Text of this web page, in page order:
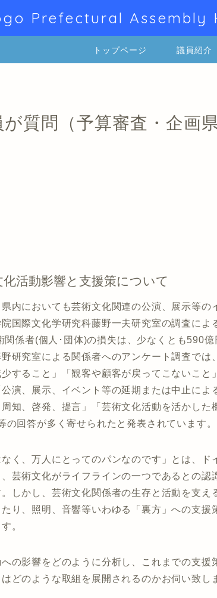
Prefectural Assembly
トップページ 議員紹介
質問（予算審査・企画
活動影響と支援策について
内においても芸術文化関連の公演、展示等の
国際文化学研究科藤野一夫研究室の調査によ
係者(個人･団体)の損失は、少なくとも590億
研究室による関係者へのアンケート調査では
すること」「観客や顧客が戻ってこないこと
演、展示、イベント等の延期または中止によ
知、啓発、提言」「芸術文化活動を活かした
の回答が多く寄せられたと発表されています。
く、万人にとってのパンなのです」とは、ド
芸術文化がライフラインの一つであるとの認
しかし、芸術文化関係者の生存と活動を支え
り、照明、音響等いわゆる「裏方」への支援
。
の影響をどのように分析し、これまでの支援
どのような取組を展開されるのかお伺い致し